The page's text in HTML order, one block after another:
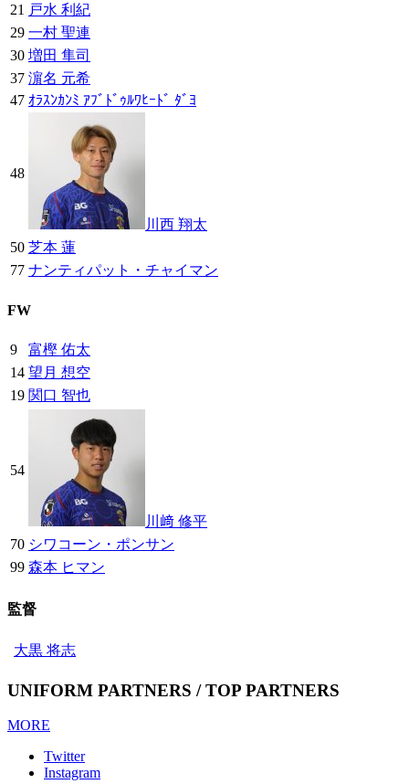
21 戸水 利紀
29 一村 聖連
30 増田 隼司
37 濵名 元希
47 ｵﾗｽﾝｶﾝﾐ ｱﾌﾞﾄﾞｩﾙﾜﾋｰﾄﾞ ﾀﾞﾖ
48
川西 翔太
50 芝本 蓮
77 ナンティパット・チャイマン
FW
9
富樫 佑太
14 望月 想空
19 関口 智也
54
川﨑 修平
70 シワコーン・ポンサン
99 森本 ヒマン
監督
大黒 将志
UNIFORM PARTNERS / TOP PARTNERS
MORE
Twitter
Instagram